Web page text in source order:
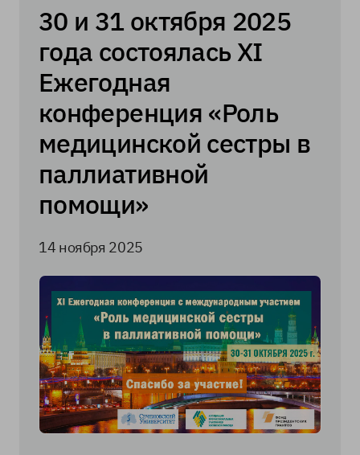
30 и 31 октября 2025
года состоялась XI
Ежегодная
конференция «Роль
медицинской сестры в
паллиативной
помощи»
14 ноября 2025